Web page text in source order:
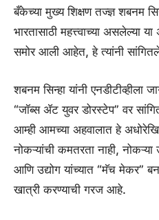
बँकेच्या मुख्य शिक्षण तज्ज्ञ शबनम
भारतासाठी महत्त्वाच्या असलेल्या
समोर आली आहेत, हे त्यांनी
शबनम सिन्हा यांनी एनडीटीव्हीला
“जॉब्स ॲट युवर डोरस्टेप” वर
आम्ही आमच्या अहवालात हे
नोकऱ्यांची कमतरता नाही, नोकऱ्या
आणि उद्योग यांच्यात “मॅच मेकर”
खात्री करण्याची गरज आहे.